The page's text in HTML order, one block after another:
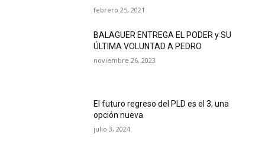
febrero 25, 2021
BALAGUER ENTREGA EL PODER y SU
ÚLTIMA VOLUNTAD A PEDRO
noviembre 26, 2023
El futuro regreso del PLD es el 3, una
opción nueva
julio 3, 2024